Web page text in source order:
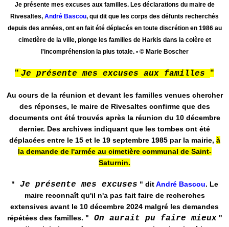
Je présente mes excuses aux familles. Les déclarations du maire de
Rivesaltes, André Bascou, qui dit que les corps des défunts recherchés
depuis des années, ont en fait été déplacés en toute discrétion en 1986 au
cimetière de la ville, plonge les familles de Harkis dans la colère et
l'incompréhension la plus totale. • © Marie Boscher
" Je présente mes excuses aux familles "
Au cours de la réunion et devant les familles venues chercher
des réponses, le maire de Rivesaltes confirme que des
documents ont été trouvés après la réunion du 10 décembre
dernier. Des archives indiquant que les tombes ont été
déplacées entre le 15 et le 19 septembre 1985 par la mairie, à
la demande de l'armée au cimetière communal de Saint-
Saturnin.
" Je présente mes excuses " ditAndré Bascou. Le
maire reconnaît qu'il n'a pas fait faire de recherches
extensives avant le 10 décembre 2024 malgré les demandes
répétées des familles. " On aurait pu faire mieux"